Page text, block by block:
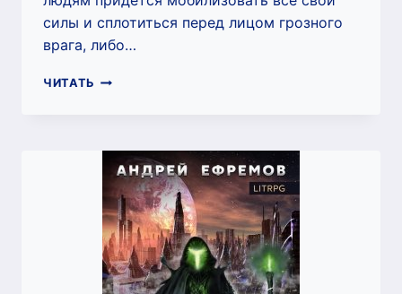
силы и сплотиться перед лицом грозного
врага, либо…
ЧИТАТЬ СУМРАК-5.
ЕФРЕМОВ)